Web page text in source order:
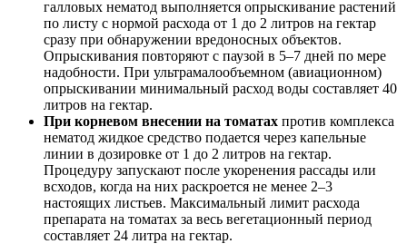
галловых нематод выполняется опрыскивание растений
по листу с нормой расхода от 1 до 2 литров на гектар
сразу при обнаружении вредоносных объектов.
Опрыскивания повторяют с паузой в 5–7 дней по мере
надобности. При ультрамалообъемном (авиационном)
опрыскивании минимальный расход воды составляет 40
литров на гектар.
При корневом внесении на томатах против комплекса
нематод жидкое средство подается через капельные
линии в дозировке от 1 до 2 литров на гектар.
Процедуру запускают после укоренения рассады или
всходов, когда на них раскроется не менее 2–3
настоящих листьев. Максимальный лимит расхода
препарата на томатах за весь вегетационный период
составляет 24 литра на гектар.